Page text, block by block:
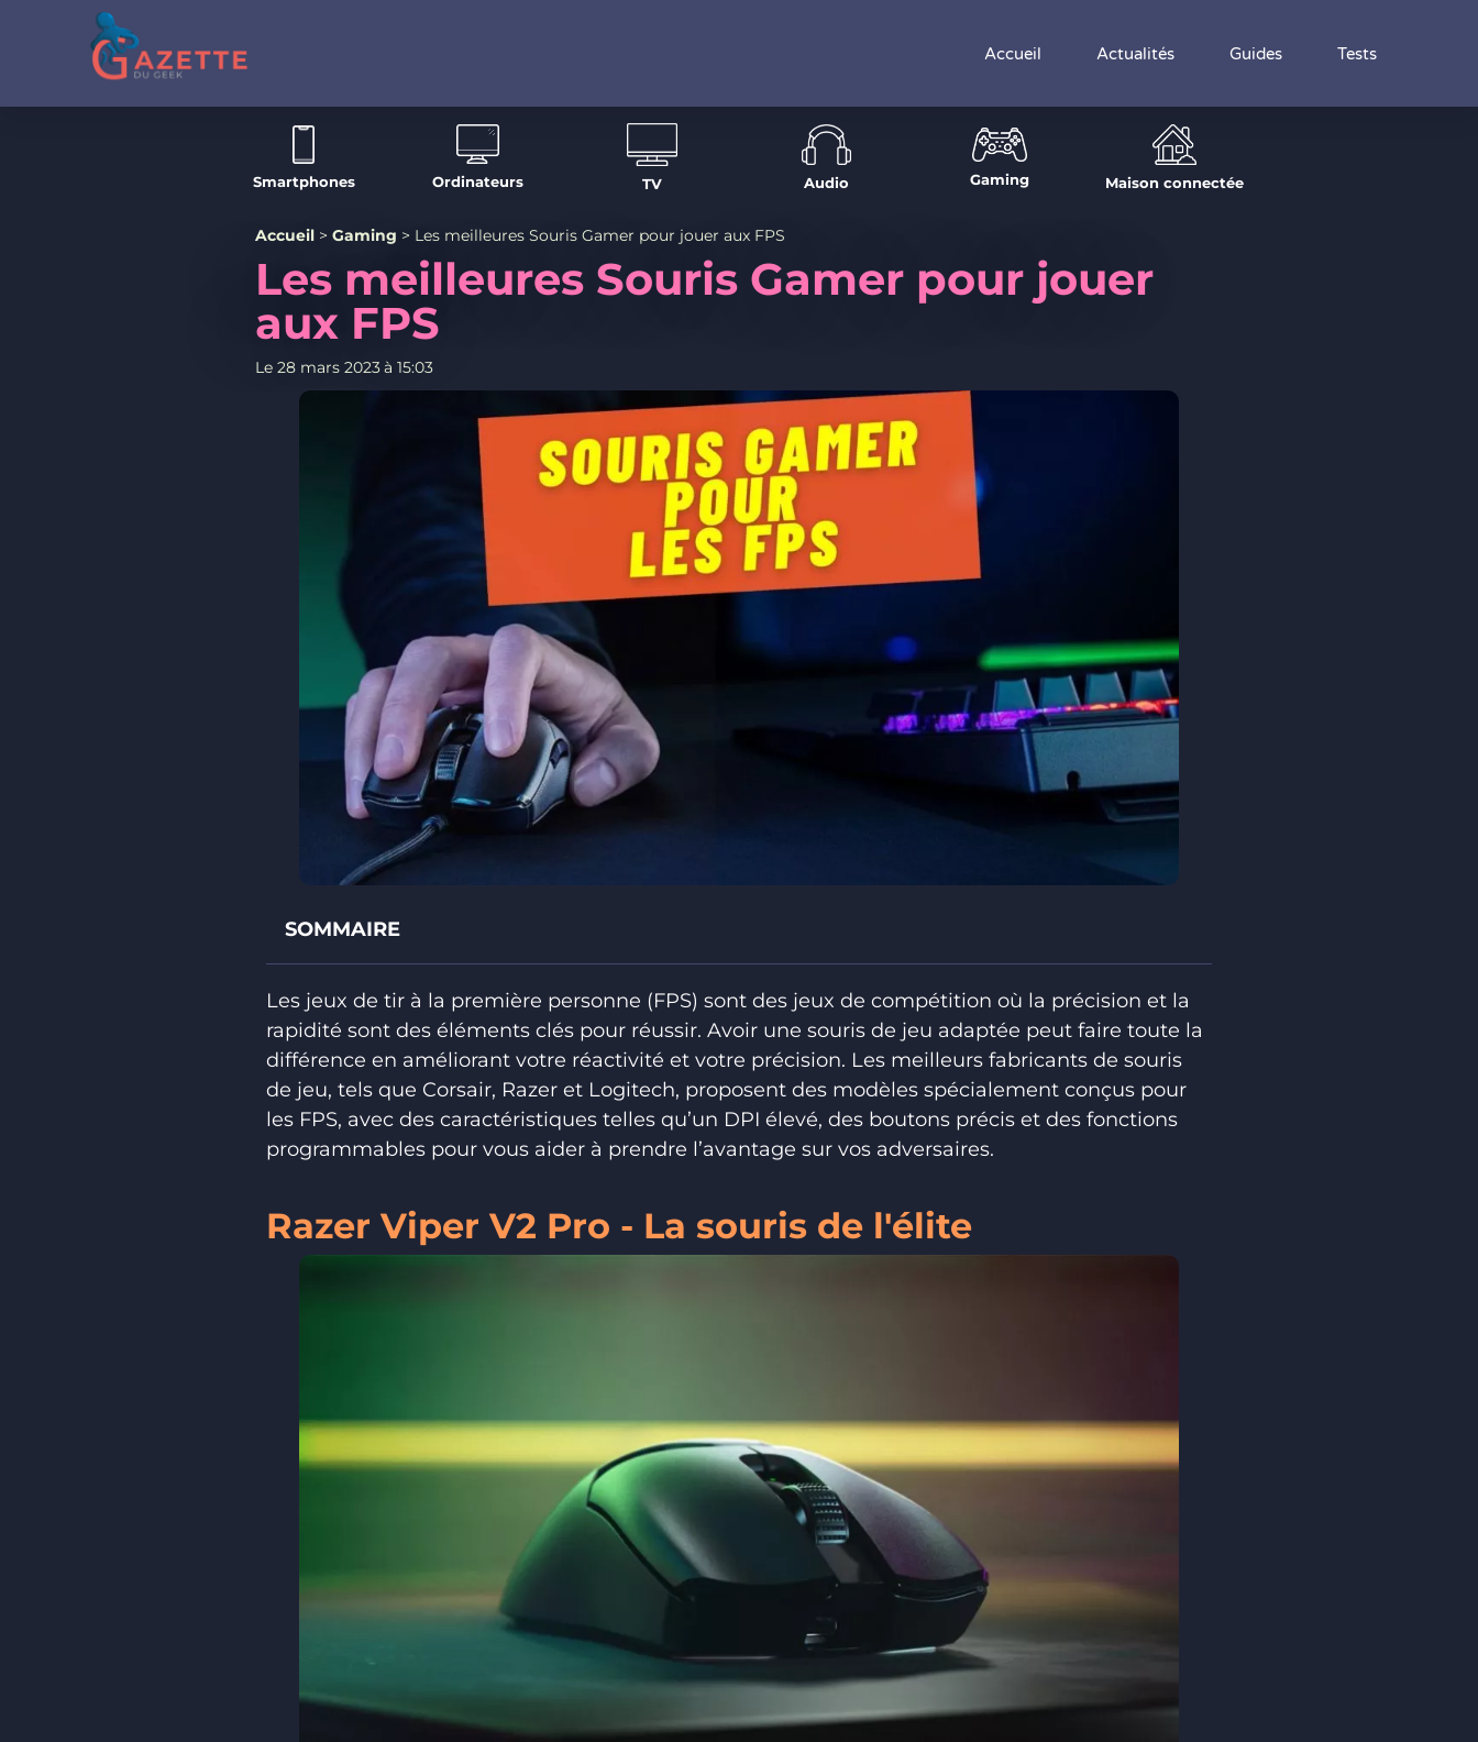
Accueil Actualités Guides Tests
Smartphones Ordinateurs TV Audio Gaming Maison connectée
Accueil > Gaming > Les meilleures Souris Gamer pour jouer aux FPS
Les meilleures Souris Gamer pour jouer
aux FPS
Le 28 mars 2023à 15:03
SOMMAIRE
Les jeux de tir à la première personne (FPS) sont des jeux de compétition où la précision et la
rapidité sont des éléments clés pour réussir. Avoir une souris de jeu adaptée peut faire toute la
différence en améliorant votre réactivité et votre précision. Les meilleurs fabricants de souris
de jeu, tels que Corsair, Razer et Logitech, proposent des modèles spécialement conçus pour
les FPS, avec des caractéristiques telles qu’un DPI élevé, des boutons précis et des fonctions
programmables pour vous aider à prendre l’avantage sur vos adversaires.
Razer Viper V2 Pro - La souris de l'élite